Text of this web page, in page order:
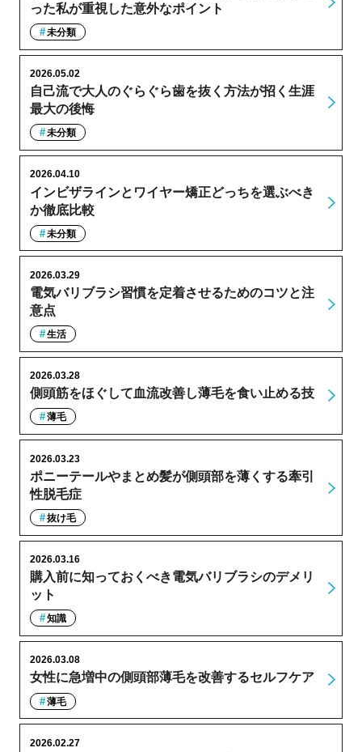
った私が重視した意外なポイント
未分類
自己流で大人のぐらぐら歯を抜く方法が招く生涯
最大の後悔
2026.05.02
未分類
インビザラインとワイヤー矯正どっちを選ぶべき
か徹底比較
2026.04.10
未分類
電気バリブラシ習慣を定着させるためのコツと注
意点
2026.03.29
生活
側頭筋をほぐして血流改善し薄毛を食い止める技
2026.03.28
薄毛
ポニーテールやまとめ髪が側頭部を薄くする牽引
性脱毛症
2026.03.23
抜け毛
購入前に知っておくべき電気バリブラシのデメリ
ット
2026.03.16
知識
女性に急増中の側頭部薄毛を改善するセルフケア
2026.03.08
薄毛
2026.02.27